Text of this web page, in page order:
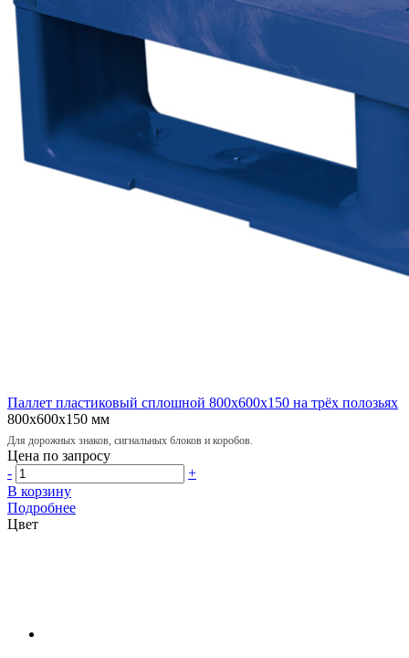
Паллет пластиковый сплошной 800х600х150 на трёх полозьях
800х600х150 мм
Для дорожных знаков, сигнальных блоков и коробов.
Цена по запросу
-
+
В корзину
Подробнее
Цвет